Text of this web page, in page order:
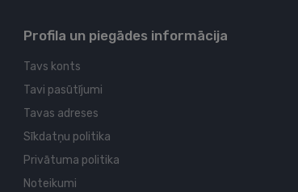
Profila un piegādes informācija
Tavs konts
Tavi pasūtījumi
Tavas adreses
Sīkdatņu politika
Privātuma politika
Noteikumi